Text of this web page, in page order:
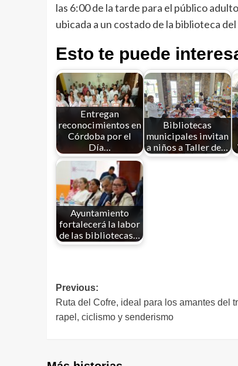
las 6:00 de la tarde para el público
ubicada a un costado de la biblioteca
Esto te puede
Entregan
reconocimientos en
Córdoba por el
Día…
Bibliotecas
municipales invitan
a niños a Taller de…
Ayuntamiento
fortalecerá la labor
de las bibliotecas…
Previous:
Ruta del Cofre, ideal para los amantes del
rapel, ciclismo y senderismo